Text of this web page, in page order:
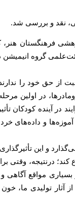
نقد و بررسی شد.
فرهنگستان هنر،
عضو هیئت‌علمی گروه
از حق خود را
در اولین
در آینده کودکان
و داده‌های
و این
درنتیجه، وقتی
مواقع آگاهی و
آثار تولیدی ما،